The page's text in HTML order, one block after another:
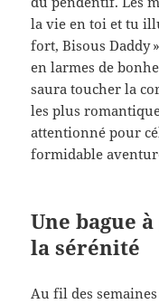
la vie en toi et tu
fort, Bisous Daddy
en larmes de
saura toucher la
les plus
attentionné pour
formidable
Une bague
la sérénité
Au fil des